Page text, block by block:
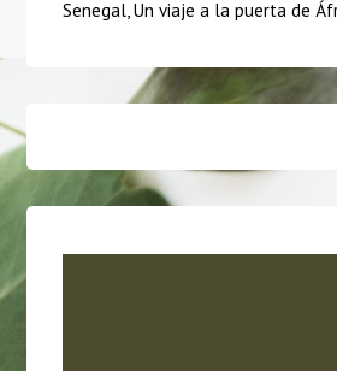
Senegal, Un viaje a la puerta de